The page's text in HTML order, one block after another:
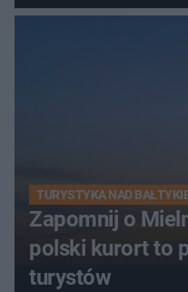
TURYSTYKA NAD
Zapomnij o
polski kurort to
turystów